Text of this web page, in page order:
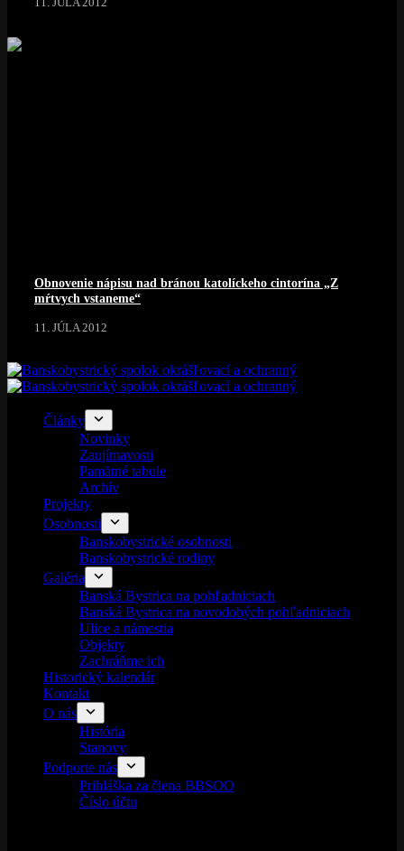
Obnovenie nápisu nad bránou katolíckeho cintorína „Z
mŕtvych vstaneme“
11. JÚLA 2012
Články
Novinky
Zaujímavosti
Pamätné tabule
Archív
Projekty
Osobnosti
Banskobystrické osobnosti
Banskobystrické rodiny
Galéria
Banská Bystrica na pohľadniciach
Banská Bystrica na novodobých pohľadniciach
Ulice a námestia
Objekty
Zachráňme ich
Historický kalendár
Kontakt
O nás
História
Stanovy
Podporte nás
Prihláška za člena BBSOO
Číslo účtu